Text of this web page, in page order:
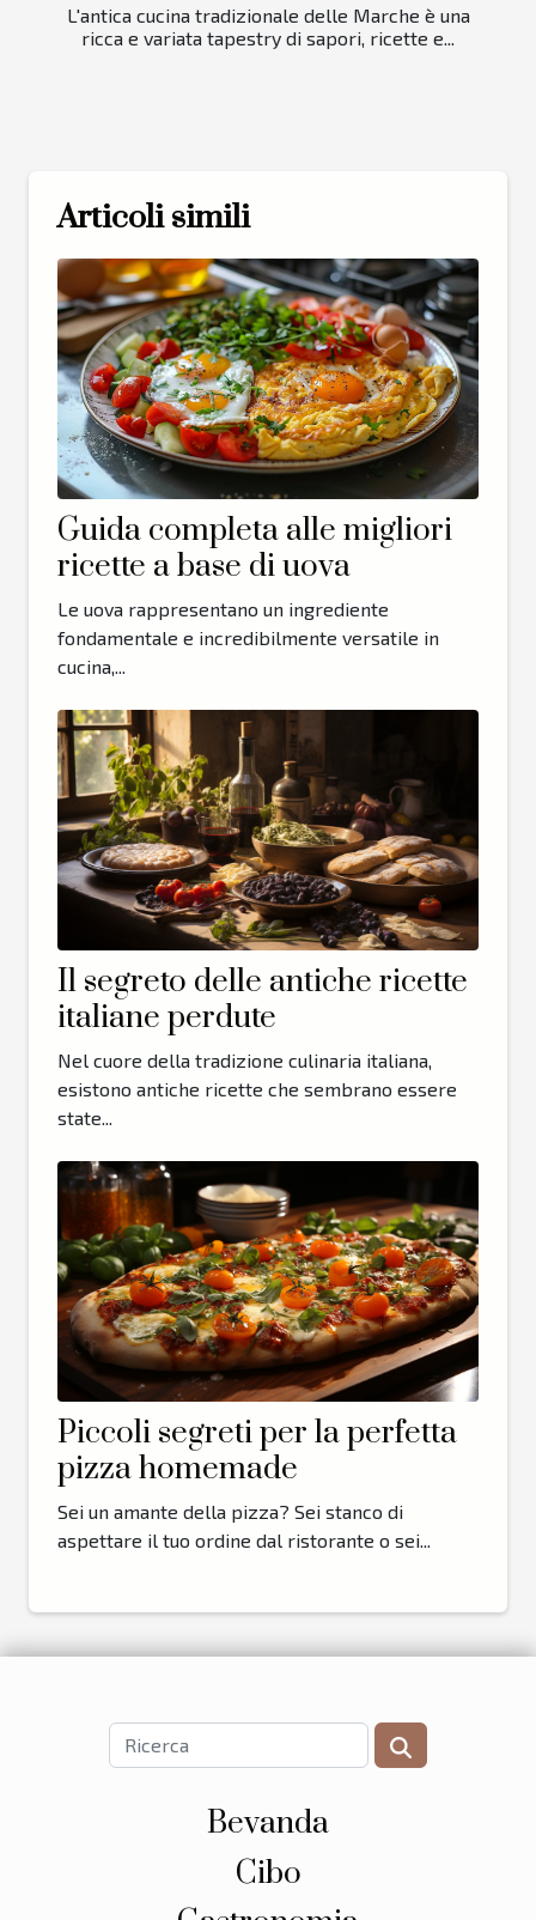
L'antica cucina tradizionale delle Marche è una
ricca e variata tapestry di sapori, ricette e...
Articoli simili
Guida completa alle migliori
ricette a base di uova
Le uova rappresentano un ingrediente
fondamentale e incredibilmente versatile in
cucina,...
Il segreto delle antiche ricette
italiane perdute
Nel cuore della tradizione culinaria italiana,
esistono antiche ricette che sembrano essere
state...
Piccoli segreti per la perfetta
pizza homemade
Sei un amante della pizza? Sei stanco di
aspettare il tuo ordine dal ristorante o sei...
Bevanda
Cibo